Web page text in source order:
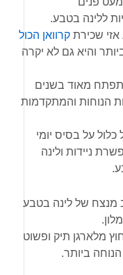
ללינה בטבע.
שכירתקרוואן הכול
והיא גם לא יקרה
מאוד בשנים
הנוחות והמתקדמות
על בסיס יומי
ניידות ולינה
מנצח של לינה בטבע
מלארגן תיק ופשוט
ביותר.